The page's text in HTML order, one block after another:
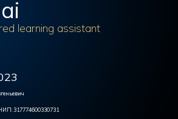
learning assistant
317774600330731